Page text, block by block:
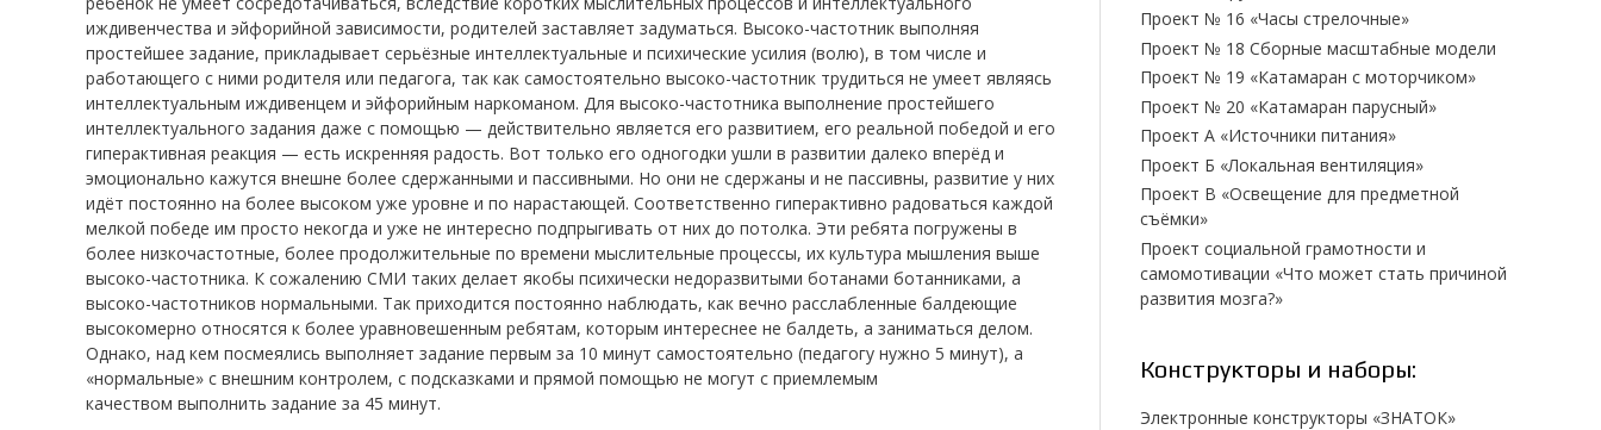
иждивенчества и эйфорийной зависимости, родителей заставляет задуматься. Высоко-частотник выполняя
простейшее задание, прикладывает серьёзные интеллектуальные и психические усилия (волю), в том числе и
работающего с ними родителя или педагога, так как самостоятельно высоко-частотник трудиться не умеет являясь
интеллектуальным иждивенцем и эйфорийным наркоманом. Для высоко-частотника выполнение простейшего
интеллектуального задания даже с помощью — действительно является его развитием, его реальной победой и его
гиперактивная реакция — есть искренняя радость. Вот только его одногодки ушли в развитии далеко вперёд и
эмоционально кажутся внешне более сдержанными и пассивными. Но они не сдержаны и не пассивны, развитие у них
идёт постоянно на более высоком уже уровне и по нарастающей. Соответственно гиперактивно радоваться каждой
мелкой победе им просто некогда и уже не интересно подпрыгивать от них до потолка. Эти ребята погружены в
более низкочастотные, более продолжительные по времени мыслительные процессы, их культура мышления выше
высоко-частотника. К сожалению СМИ таких делает якобы психически недоразвитыми ботанами ботанниками, а
высоко-частотников нормальными. Так приходится постоянно наблюдать, как вечно расслабленные балдеющие
высокомерно относятся к более уравновешенным ребятам, которым интереснее не балдеть, а заниматься делом.
Однако, над кем посмеялись выполняет задание первым за 10 минут самостоятельно (педагогу нужно 5 минут), а
«нормальные» с внешним контролем, с подсказками и прямой помощью не могут с приемлемым
качеством выполнить задание за 45 минут.
Проект № 16 «Часы стрелочные»
Проект № 18 Сборные масштабные модели
Проект № 19 «Катамаран с моторчиком»
Проект № 20 «Катамаран парусный»
Проект А «Источники питания»
Проект Б «Локальная вентиляция»
Проект В «Освещение для предметной
съёмки»
Проект социальной грамотности и
самомотивации «Что может стать причиной
развития мозга?»
Конструкторы и наборы:
Электронные конструкторы «ЗНАТОК»